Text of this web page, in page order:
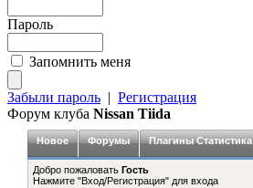
Пароль
Запомнить меня
Забыли пароль | Регистрация
Форум клуба Nissan Tiida
Новое Форумы Плагины Статистика
Добро пожаловать Гость
Нажмите "Вход/Регистрация" для входа